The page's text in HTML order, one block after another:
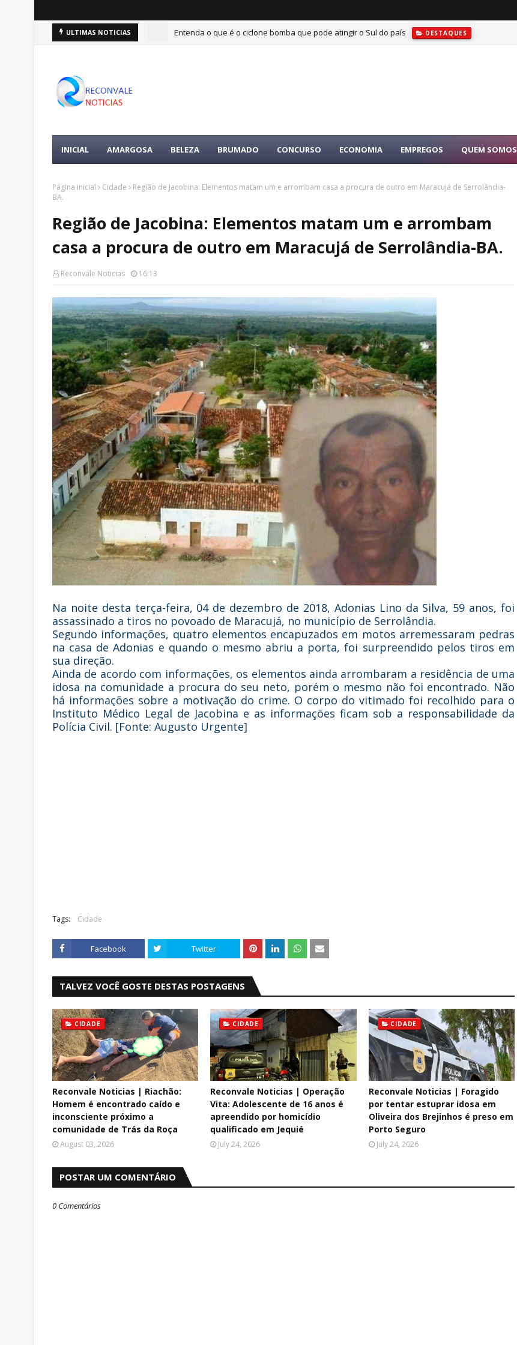
ULTIMAS NOTICIAS Entenda o que é o ciclone bomba que pode atingir o Sul do país DESTAQUES
INICIAL AMARGOSA BELEZA BRUMADO CONCURSO ECONOMIA EMPREGOS QUEM SOMOS
Página inicial Cidade
Região de Jacobina: Elementos matam um e arrombam casa a procura de outro em Maracujá de Serrolândia-
BA.
Região de Jacobina: Elementos matam um e arrombam
casa a procura de outro em Maracujá de Serrolândia-BA.
Reconvale Noticias 16:13
Na noite desta terça-feira, 04 de dezembro de 2018, Adonias Lino da Silva, 59 anos, foi
assassinado a tiros no povoado de Maracujá, no município de Serrolândia.
Segundo informações, quatro elementos encapuzados em motos arremessaram pedras
na casa de Adonias e quando o mesmo abriu a porta, foi surpreendido pelos tiros em
sua direção.
Ainda de acordo com informações, os elementos ainda arrombaram a residência de uma
idosa na comunidade a procura do seu neto, porém o mesmo não foi encontrado. Não
há informações sobre a motivação do crime. O corpo do vitimado foi recolhido para o
Instituto Médico Legal de Jacobina e as informações ficam sob a responsabilidade da
Polícia Civil. [Fonte: Augusto Urgente]
Tags: Cidade
Facebook Twitter
TALVEZ VOCÊ GOSTE DESTAS POSTAGENS
CIDADE
Reconvale Noticias | Riachão:
Homem é encontrado caído e
inconsciente próximo a
comunidade de Trás da Roça
August 03, 2026
CIDADE
Reconvale Noticias | Operação
Vita: Adolescente de 16 anos é
apreendido por homicídio
qualificado em Jequié
July 24, 2026
CIDADE
Reconvale Noticias | Foragido
por tentar estuprar idosa em
Oliveira dos Brejinhos é preso em
Porto Seguro
July 24, 2026
POSTAR UM COMENTÁRIO
0 Comentários